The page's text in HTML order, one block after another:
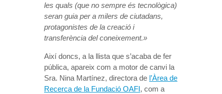
les quals (que no sempre és tecnològica)
seran guia per a milers de ciutadans,
protagonistes de la creació i
transferència del coneixement.»
Així doncs, a la llista que s’acaba de fer
pública, apareix com a motor de canvi la
Sra. Nina Martínez, directora de l’Àrea de
Recerca de la Fundació OAFI, com a